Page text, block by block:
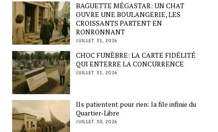
BAGUETTE MÉGASTAR: UN CHAT
OUVRE UNE BOULANGERIE, LES
CROISSANTS PARTENT EN
RONRONNANT
JUILLET 31, 2026
CHOC FUNÈBRE: LA CARTE FIDÉLITÉ
QUI ENTERRE LA CONCURRENCE
JUILLET 31, 2026
Ils patientent pour rien: la file infinie du
Quartier-Libre
JUILLET 30, 2026